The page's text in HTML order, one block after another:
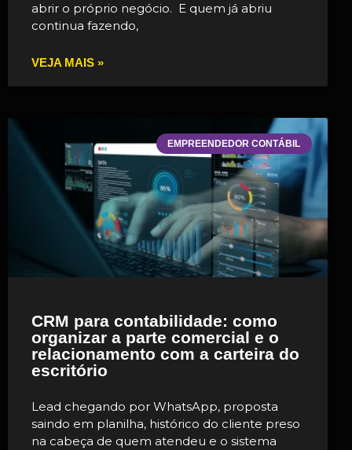
abrir o próprio negócio. E quem já abriu
continua fazendo,
VEJA MAIS »
EMPREENDEDOR CONTÁBIL
CRM para contabilidade: como
organizar a parte comercial e o
relacionamento com a carteira do
escritório
Lead chegando por WhatsApp, proposta
saindo em planilha, histórico do cliente preso
na cabeça de quem atendeu e o sistema